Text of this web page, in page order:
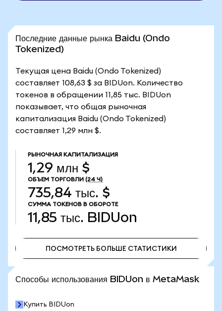
Последние данные рынка Baidu (Ondo
Tokenized)
Текущая цена Baidu (Ondo Tokenized)
составляет 108,63 $ за BIDUon. Количество
токенов в обращении 11,85 тыс. BIDUon
показывает, что общая рыночная
капитализация Baidu (Ondo Tokenized)
составляет 1,29 млн $.
РЫНОЧНАЯ КАПИТАЛИЗАЦИЯ
1,29 млн $
ОБЪЕМ ТОРГОВЛИ (24 Ч)
735,84 тыс. $
СУММА ТОКЕНОВ В ОБОРОТЕ
11,85 тыс. BIDUon
ПОСМОТРЕТЬ БОЛЬШЕ СТАТИСТИКИ
Способы использования BIDUon в MetaMask
Купить BIDUon